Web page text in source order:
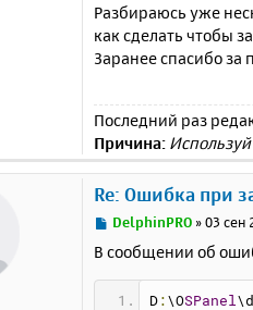
<?php
<form
</div>
</body>
Разбираюсь уже
как сделать чтобы
Заранее спасибо за
Последний раз
Причина:
Re: Ошибка при
С
о
б
щ
DelphinPRO »03 сен
В сообщении об
D : \OSPanel